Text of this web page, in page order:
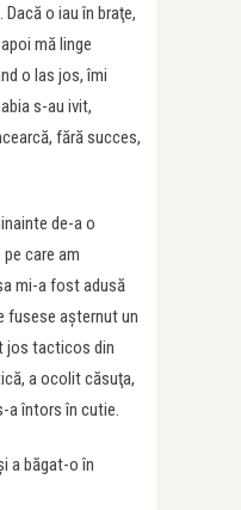
o iau în braţe,
mă linge
o las jos, îmi
s-au ivit,
fără succes,
de-a o
care am
mi-a fost adusă
fusese aşternut un
jos tacticos din
a ocolit căsuţa,
a întors în cutie.
a băgat-o în